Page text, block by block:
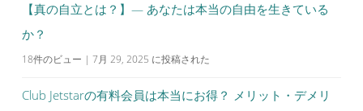
【真の自立とは？】— あなたは本当の自由を生きている
か？
18件のビュー | 7月 29, 2025 に投稿された
Club Jetstarの有料会員は本当にお得？ メリット・デメリ